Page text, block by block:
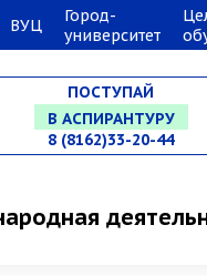
ВУЦ
Город-
университет
ПОСТУПАЙ
В АСПИРАНТУРУ
8 (8162)33-20-44